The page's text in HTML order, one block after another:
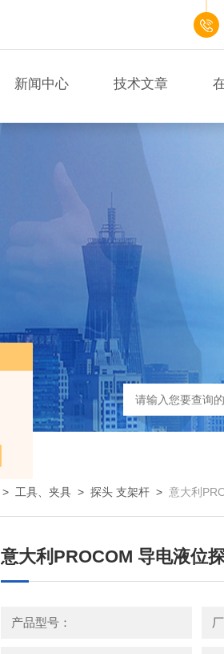
新闻中心 技术文章
> 工具、夹具 > 探头 支架杆 > 意大利
意大利PROCOM 导电液位
产品型号：